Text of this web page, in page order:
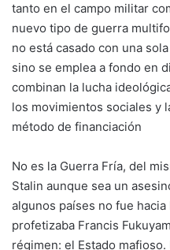
tanto en el campo militar
nuevo tipo de guerra
no está casado con una
sino se emplea a fondo en
combinan la lucha
los movimientos sociales y
método de financiación
No es la Guerra Fría, del
Stalin aunque sea un
algunos países no fue
profetizaba Francis
régimen: el Estado